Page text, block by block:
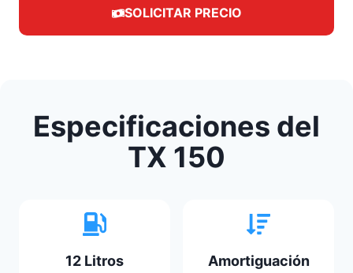
SOLICITAR PRECIO
Especificaciones del
TX 150
12 Litros
Amortiguación